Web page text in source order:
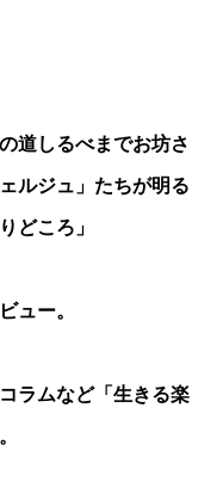
道しるべまでお坊さ
ルジュ」たちが明る
どころ」
ュー。
ラムなど「生きる楽